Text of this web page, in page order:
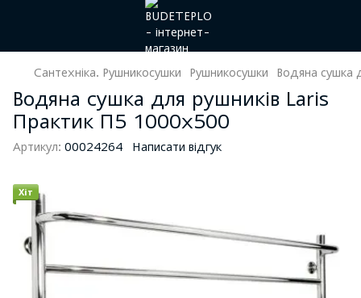
Сантехніка. Рушникосушки Рушникосушки Водяна сушка
Водяна сушка для рушників Laris
Практик П5 1000х500
Артикул: 00024264 Написати відгук
Хіт